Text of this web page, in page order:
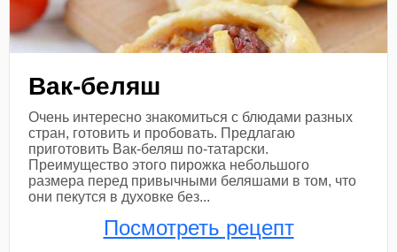
Вак-беляш
Очень интересно знакомиться с блюдами разных
стран, готовить и пробовать. Предлагаю
приготовить Вак-беляш по-татарски.
Преимущество этого пирожка небольшого
размера перед привычными беляшами в том, что
они пекутся в духовке без...
Посмотреть рецепт